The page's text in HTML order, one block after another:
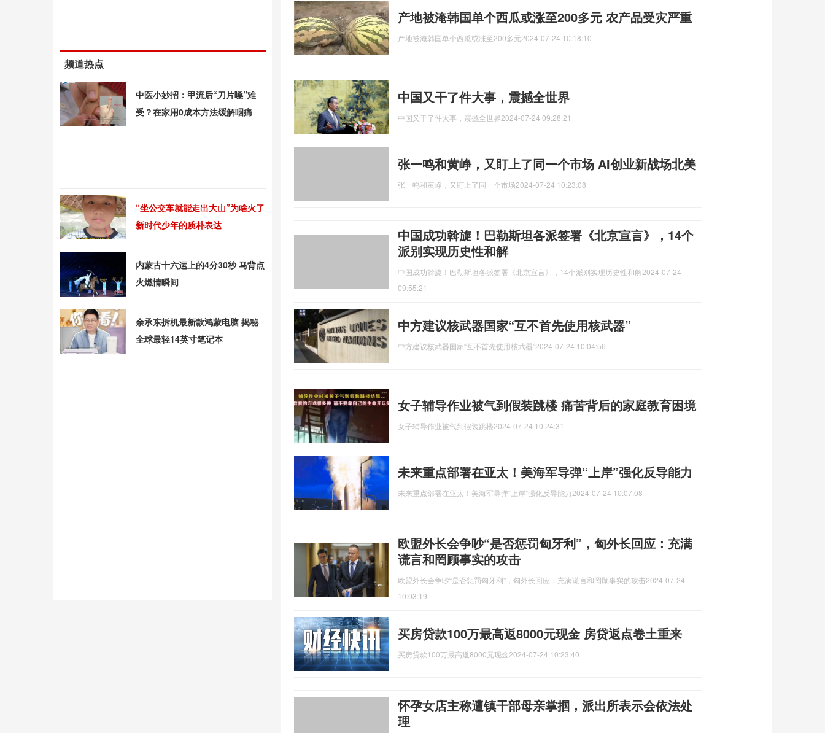
产地被淹韩国单个西瓜或涨至200多元 农产品受灾严重
产地被淹韩国单个西瓜或涨至200多元2024-07-24 10:18:10
中国又干了件大事，震撼全世界
中国又干了件大事，震撼全世界2024-07-24 09:28:21
张一鸣和黄峥，又盯上了同一个市场 AI创业新战场北美
张一鸣和黄峥，又盯上了同一个市场2024-07-24 10:23:08
中国成功斡旋！巴勒斯坦各派签署《北京宣言》，14个
派别实现历史性和解
中国成功斡旋！巴勒斯坦各派签署《北京宣言》，14个派别实现历史性和解2024-07-24
09:55:21
中方建议核武器国家“互不首先使用核武器”
中方建议核武器国家“互不首先使用核武器”2024-07-24 10:04:56
女子辅导作业被气到假装跳楼 痛苦背后的家庭教育困境
女子辅导作业被气到假装跳楼2024-07-24 10:24:31
未来重点部署在亚太！美海军导弹“上岸”强化反导能力
未来重点部署在亚太！美海军导弹“上岸”强化反导能力2024-07-24 10:07:08
欧盟外长会争吵“是否惩罚匈牙利”，匈外长回应：充满
谎言和罔顾事实的攻击
欧盟外长会争吵“是否惩罚匈牙利”，匈外长回应：充满谎言和罔顾事实的攻击2024-07-24
10:03:19
买房贷款100万最高返8000元现金 房贷返点卷土重来
买房贷款100万最高返8000元现金2024-07-24 10:23:40
怀孕女店主称遭镇干部母亲掌掴，派出所表示会依法处
理
频道热点
中医小妙招：甲流后“刀片嗓”难
受？在家用0成本方法缓解咽痛
“坐公交车就能走出大山”为啥火了
新时代少年的质朴表达
内蒙古十六运上的4分30秒 马背点
火燃情瞬间
余承东拆机最新款鸿蒙电脑 揭秘
全球最轻14英寸笔记本